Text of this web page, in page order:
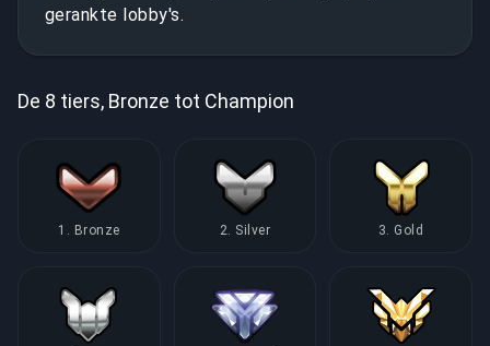
gerankte lobby's.
De 8 tiers, Bronze tot Champion
1. Bronze 2. Silver 3. Gold